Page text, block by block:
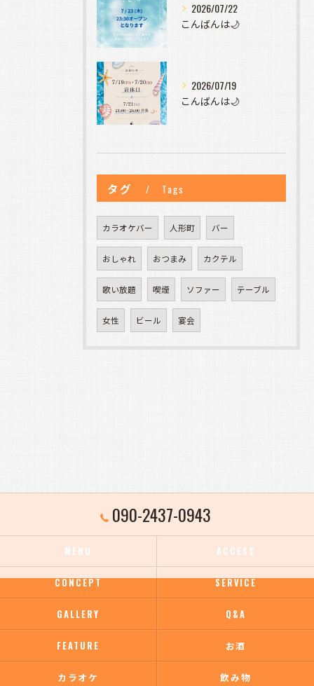
2026/07/22
こんばんは🌙
2026/07/19
こんばんは🌙
タグ Tags
カラオケバー 人形町 バー
おしゃれ おつまみ カクテル
歌い放題 喫煙 ソファー テーブル
女性 ビール 宴会
090-2437-0943
MENU ACCESS
CONCEPT SERVICE
GALLERY Q&A
FEATURE お酒
カラオケ 飲み物